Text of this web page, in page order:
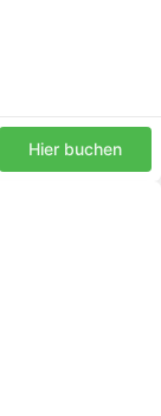
Hier buchen